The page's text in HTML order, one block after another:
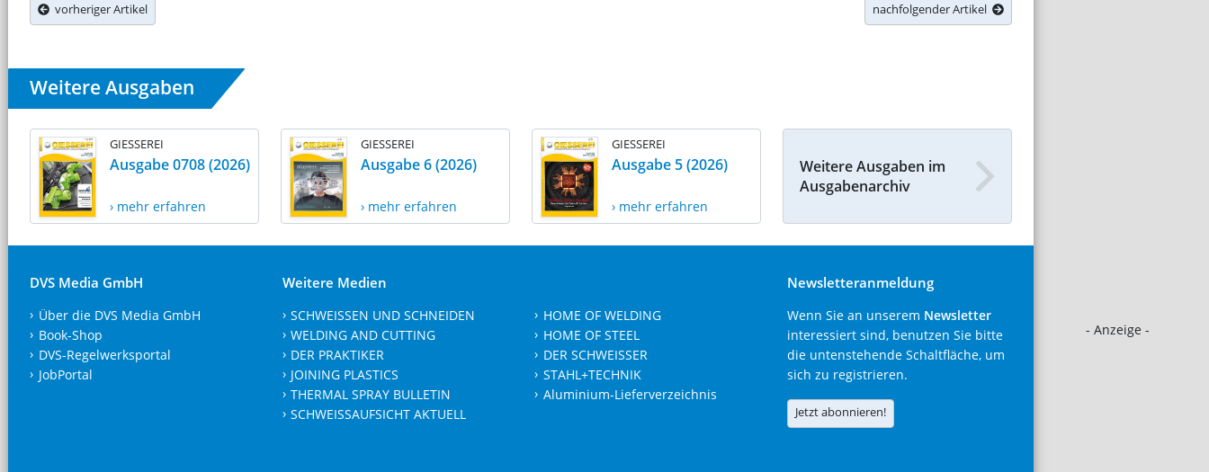
- Anzeige -
vorheriger Artikel nachfolgender Artikel
Weitere Ausgaben
GIESSEREI
Ausgabe 0708 (2026)
› mehr erfahren
GIESSEREI
Ausgabe 6 (2026)
› mehr erfahren
GIESSEREI
Ausgabe 5 (2026)
› mehr erfahren
Weitere Ausgaben im
Ausgabenarchiv
DVS Media GmbH
Über die DVS Media GmbH
Book-Shop
DVS-Regelwerksportal
JobPortal
Weitere Medien
SCHWEISSEN UND SCHNEIDEN
WELDING AND CUTTING
DER PRAKTIKER
JOINING PLASTICS
THERMAL SPRAY BULLETIN
SCHWEISSAUFSICHT AKTUELL
HOME OF WELDING
HOME OF STEEL
DER SCHWEISSER
STAHL+TECHNIK
Aluminium-Lieferverzeichnis
Newsletteranmeldung
Wenn Sie an unserem Newsletter
interessiert sind, benutzen Sie bitte
die untenstehende Schaltfläche, um
sich zu registrieren.
Jetzt abonnieren!